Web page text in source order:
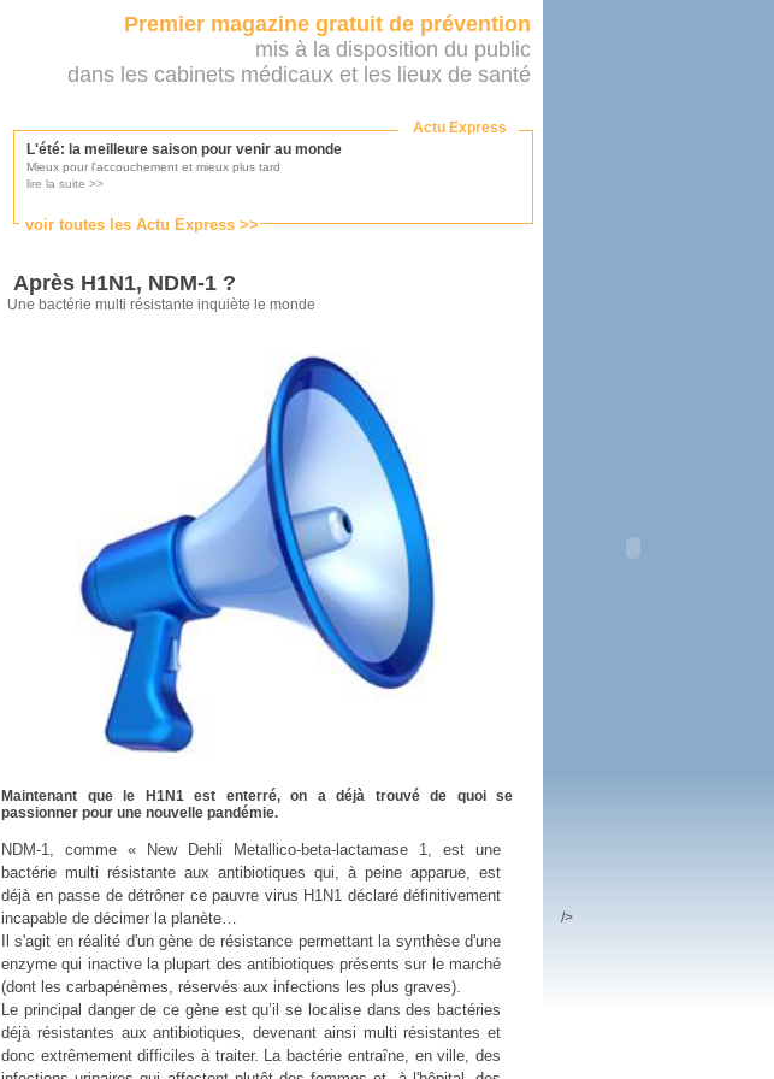
Premier magazine gratuit de prévention
mis à la disposition du public
dans les cabinets médicaux et les lieux de santé
Actu Express
voir toutes les Actu Express >>
L'été: la meilleure saison pour venir au monde
Mieux pour l'accouchement et mieux plus tard
lire la suite >>
Consultés par l'Ordre des médecins, pas par le ministère...
lire la suite >>
Une campagne de pub pour aimer son médecin
DMP, l'Arlésienne va devenir réalité
Déploiement prévu au 4ème trimestre 2016
Soins palliatifs: 40 millions de plus en 2016
La journée mondiale des soins palliatifs n'a pas été inutile
lire la suite >>
Après H1N1, NDM-1 ?
Une bactérie multi résistante inquiète le monde
Maintenant que le H1N1 est enterré, on a déjà trouvé de quoi se
passionner pour une nouvelle pandémie.
NDM-1, comme « New Dehli Metallico-beta-lactamase 1, est une
bactérie multi résistante aux antibiotiques qui, à peine apparue, est
déjà en passe de détrôner ce pauvre virus H1N1 déclaré définitivement
incapable de décimer la planète…
Il s'agit en réalité d'un gène de résistance permettant la synthèse d'une
enzyme qui inactive la plupart des antibiotiques présents sur le marché
(dont les carbapénèmes, réservés aux infections les plus graves).
Le principal danger de ce gène est qu’il se localise dans des bactéries
déjà résistantes aux antibiotiques, devenant ainsi multi résistantes et
donc extrêmement difficiles à traiter. La bactérie entraîne, en ville, des
/>